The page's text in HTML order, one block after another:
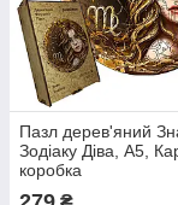
Пазл дерев'яний
Зодіаку Діва, А5,
коробка